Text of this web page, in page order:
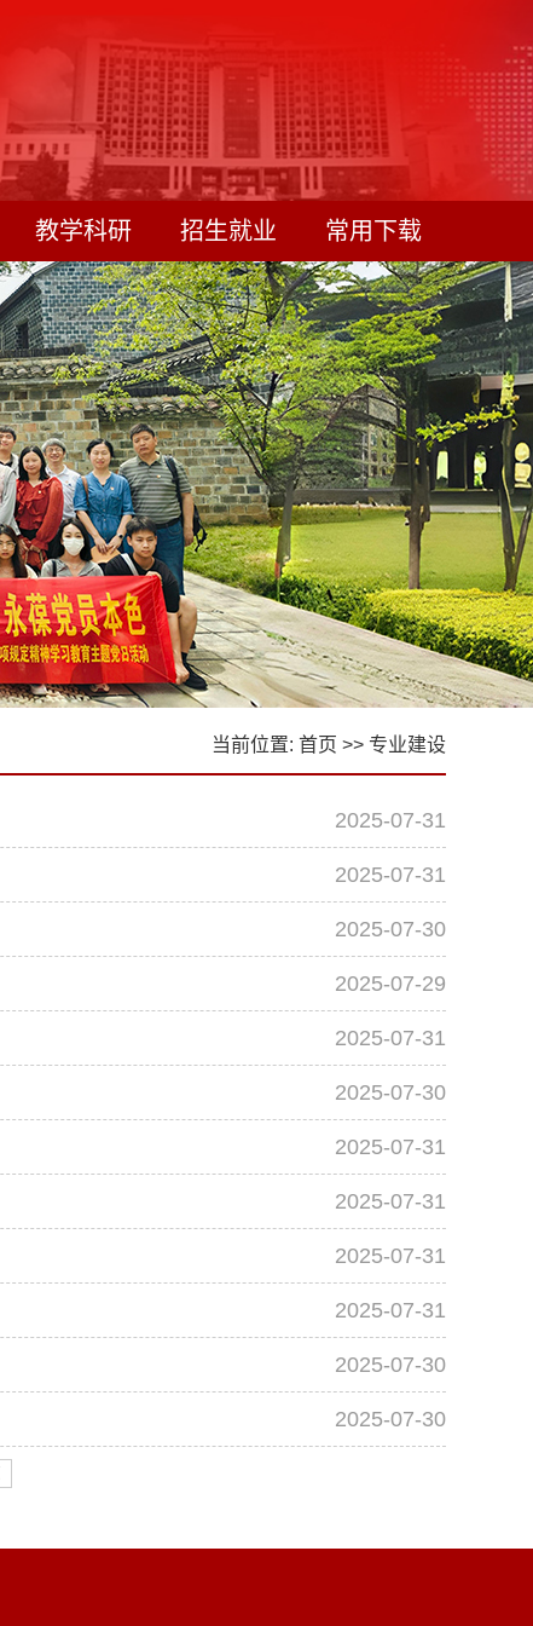
教学科研 招生就业 常用下载
当前位置: 首页 >> 专业建设
2025-07-31
2025-07-31
2025-07-30
2025-07-29
2025-07-31
2025-07-30
2025-07-31
2025-07-31
2025-07-31
2025-07-31
2025-07-30
2025-07-30